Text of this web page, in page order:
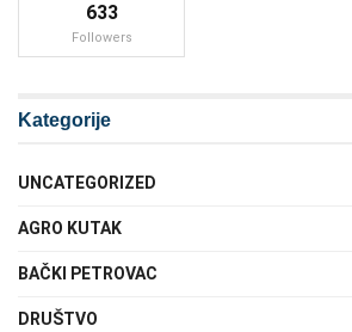
633
Followers
Kategorije
UNCATEGORIZED
AGRO KUTAK
BAČKI PETROVAC
DRUŠTVO